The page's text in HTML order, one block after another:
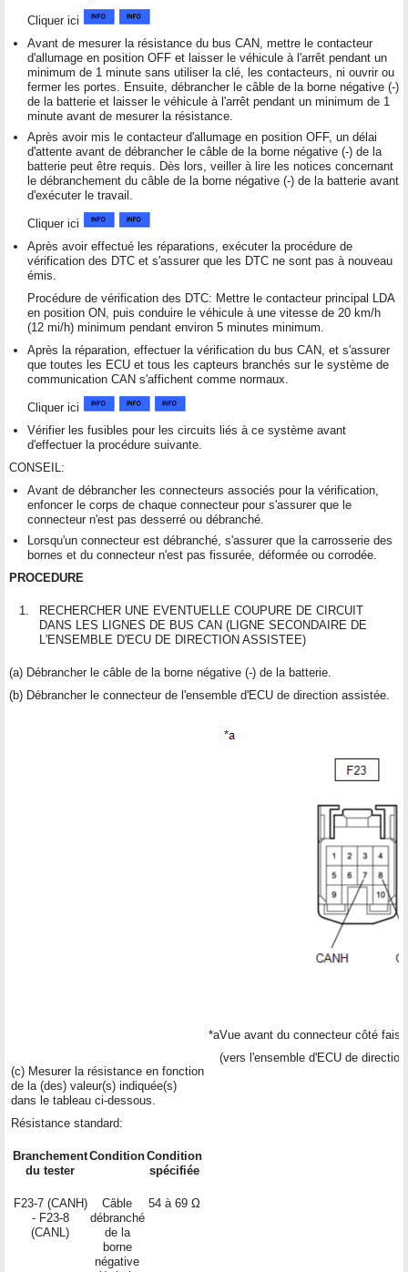
Cliquer ici
Avant de mesurer la résistance du bus CAN, mettre le contacteur
d'allumage en position OFF et laisser le véhicule à l'arrêt pendant un
minimum de 1 minute sans utiliser la clé, les contacteurs, ni ouvrir ou
fermer les portes. Ensuite, débrancher le câble de la borne négative (-)
de la batterie et laisser le véhicule à l'arrêt pendant un minimum de 1
minute avant de mesurer la résistance.
Après avoir mis le contacteur d'allumage en position OFF, un délai
d'attente avant de débrancher le câble de la borne négative (-) de la
batterie peut être requis. Dès lors, veiller à lire les notices concernant
le débranchement du câble de la borne négative (-) de la batterie avant
d'exécuter le travail.
Cliquer ici
Après avoir effectué les réparations, exécuter la procédure de
vérification des DTC et s'assurer que les DTC ne sont pas à nouveau
émis.
Procédure de vérification des DTC: Mettre le contacteur principal LDA
en position ON, puis conduire le véhicule à une vitesse de 20 km/h
(12 mi/h) minimum pendant environ 5 minutes minimum.
Après la réparation, effectuer la vérification du bus CAN, et s'assurer
que toutes les ECU et tous les capteurs branchés sur le système de
communication CAN s'affichent comme normaux.
Cliquer ici
Vérifier les fusibles pour les circuits liés à ce système avant
d'effectuer la procédure suivante.
CONSEIL:
Avant de débrancher les connecteurs associés pour la vérification,
enfoncer le corps de chaque connecteur pour s'assurer que le
connecteur n'est pas desserré ou débranché.
Lorsqu'un connecteur est débranché, s'assurer que la carrosserie des
bornes et du connecteur n'est pas fissurée, déformée ou corrodée.
PROCEDURE
1.
RECHERCHER UNE EVENTUELLE COUPURE DE CIRCUIT
DANS LES LIGNES DE BUS CAN (LIGNE SECONDAIRE DE
L'ENSEMBLE D'ECU DE DIRECTION ASSISTEE)
(a) Débrancher le câble de la borne négative (-) de la batterie.
(b) Débrancher le connecteur de l'ensemble d'ECU de direction assistée.
(c) Mesurer la résistance en fonction
de la (des) valeur(s) indiquée(s)
dans le tableau ci-dessous.
Résistance standard:
Branchement
du tester
ConditionCondition
spécifiée
F23-7 (CANH)
- F23-8
(CANL)
Câble
débranché
de la
borne
négative
54 à 69 Ω
*aVue avant du connecteur côté
(vers l'ensemble d'ECU de